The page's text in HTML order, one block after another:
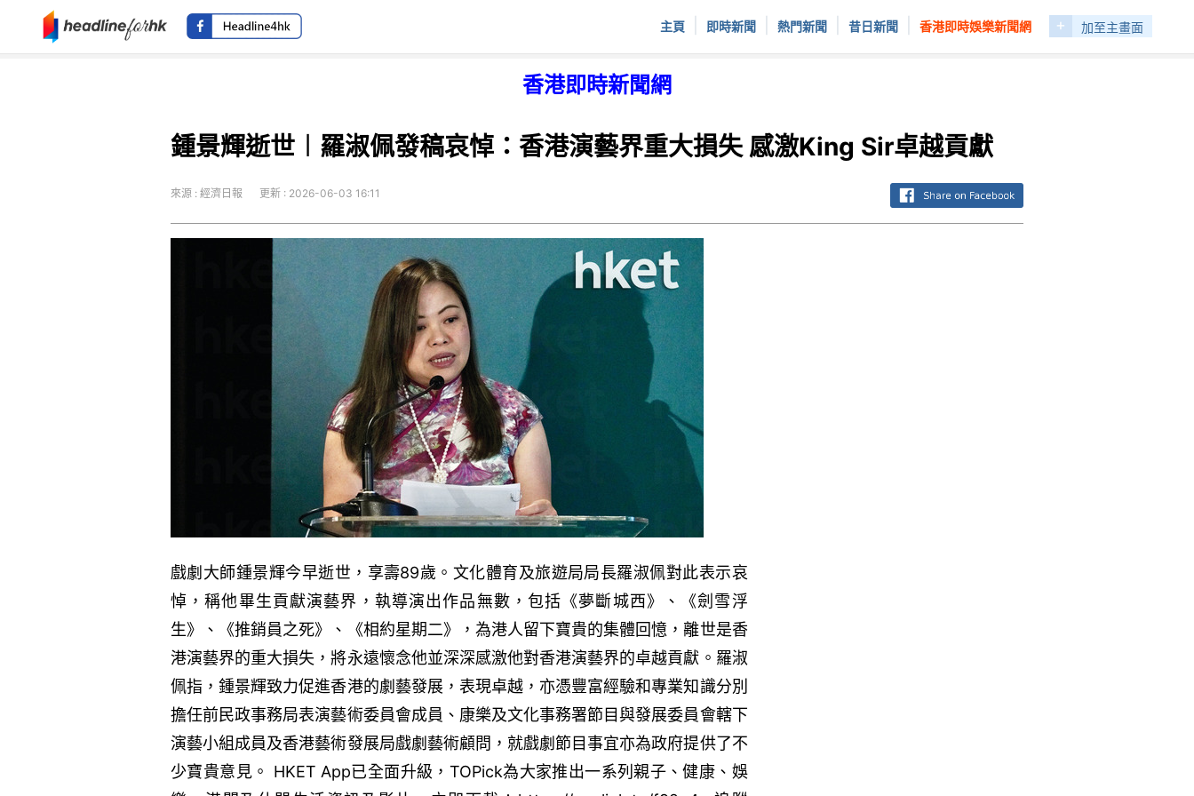
主頁 即時新聞 熱門新聞 昔日新聞 香港即時娛樂新聞網 + 加至主畫面
香港即時新聞網
鍾景輝逝世︱羅淑佩發稿哀悼：香港演藝界重大損失 感激King Sir卓越貢獻
來源 : 經濟日報 更新 : 2026-06-03 16:11
戲劇大師鍾景輝今早逝世，享壽89歲。文化體育及旅遊局局長羅淑佩對此表示哀
悼，稱他畢生貢獻演藝界，執導演出作品無數，包括《夢斷城西》、《劍雪浮
生》、《推銷員之死》、《相約星期二》，為港人留下寶貴的集體回憶，離世是香
港演藝界的重大損失，將永遠懷念他並深深感激他對香港演藝界的卓越貢獻。羅淑
佩指，鍾景輝致力促進香港的劇藝發展，表現卓越，亦憑豐富經驗和專業知識分別
擔任前民政事務局表演藝術委員會成員、康樂及文化事務署節目與發展委員會轄下
演藝小組成員及香港藝術發展局戲劇藝術顧問，就戲劇節目事宜亦為政府提供了不
少寶貴意見。 HKET App已全面升級，TOPick為大家推出一系列親子、健康、娛